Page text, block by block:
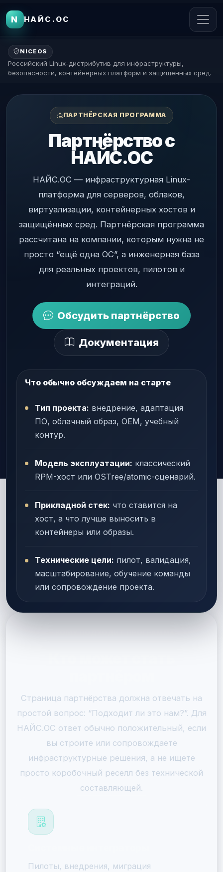
N НАЙС.ОС
NICEOS
Российский Linux-дистрибутив для инфраструктуры,
безопасности, контейнерных платформ и защищённых сред.
ПАРТНЁРСКАЯ ПРОГРАММА
Партнёрство с
НАЙС.ОС
НАЙС.ОС — инфраструктурная Linux-
платформа для серверов, облаков,
виртуализации, контейнерных хостов и
защищённых сред. Партнёрская программа
рассчитана на компании, которым нужна не
просто “ещё одна ОС”, а инженерная база
для реальных проектов, пилотов и
интеграций.
Обсудить партнёрство
Документация
Что обычно обсуждаем на старте
Тип проекта: внедрение, адаптация
ПО, облачный образ, OEM, учебный
контур.
Модель эксплуатации: классический
RPM-хост или OSTree/atomic-сценарий.
Прикладной стек: что ставится на
хост, а что лучше выносить в
контейнеры или образы.
Технические цели: пилот, валидация,
масштабирование, обучение команды
или сопровождение проекта.
Страница партнёрства должна отвечать на
простой вопрос: “Подходит ли это нам?”. Для
НАЙС.ОС ответ обычно положительный, если
вы строите или сопровождаете
инфраструктурные решения, а не ищете
просто коробочный реселл без технической
составляющей.
Пилоты, внедрения, миграция